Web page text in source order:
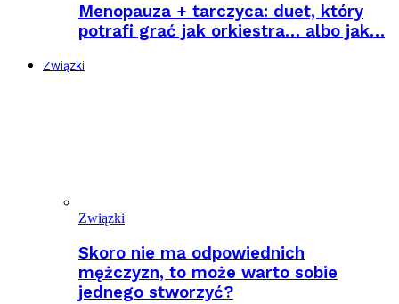
Menopauza + tarczyca: duet, który
potrafi grać jak orkiestra… albo jak…
Związki
Związki
Skoro nie ma odpowiednich
mężczyzn, to może warto sobie
jednego stworzyć?